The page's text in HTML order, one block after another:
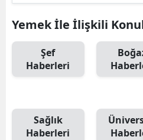
Yemek İle İlişkili
Şef
Haberleri
Sağlık
Haberleri